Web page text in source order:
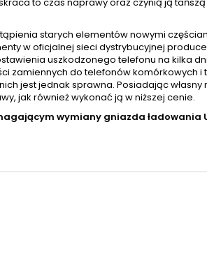
starych elementów nowymi
w oficjalnej sieci dystrybucyjnej
uszkodzonego telefonu na kilka
zamiennych do telefonów komórkowych
jest jednak sprawna. Posiadając własny
jak również wykonać ją w niższej cenie.
wymiany gniazda ładowania